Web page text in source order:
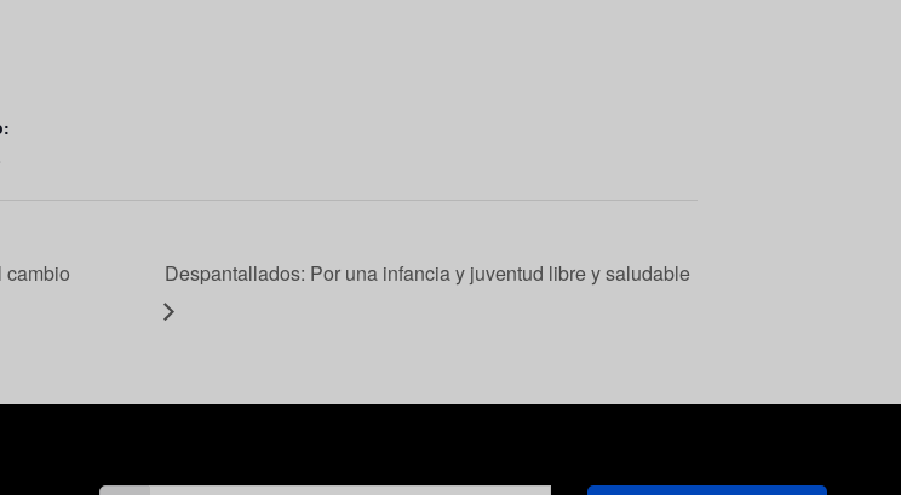
cambio
Despantallados: Por una infancia y juventud libre y saludable